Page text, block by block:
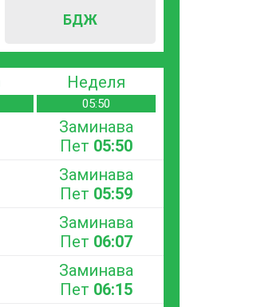
БДЖ
Неделя
05:50
Заминава
Пет 05:50
Заминава
Пет 05:59
Заминава
Пет 06:07
Заминава
Пет 06:15